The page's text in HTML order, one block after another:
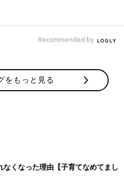
Recommended by
をもっと見る
なくなった理由【子育てなめてまし